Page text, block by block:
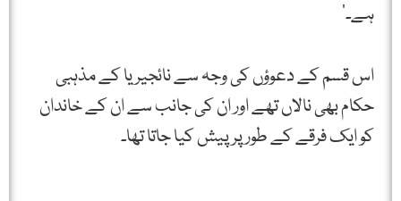
ہے۔’
اس قسم کے دعوؤں کی وجہ سے نائجیریا کے مذہبی
حکام بھی نالاں تھے اور ان کی جانب سے ان کے خاندان
کو ایک فرقے کے طور پر پیش کیا جاتا تھا۔